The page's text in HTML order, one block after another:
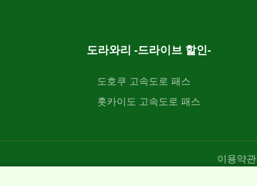
도라와리 -드라이브 할인-
도호쿠 고속도로 패스
홋카이도 고속도로 패스
이용약관